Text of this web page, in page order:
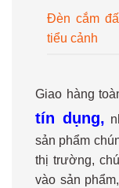
Đèn cắm
tiểu cảnh
Giao hàng
tín dụng,
sản phẩm
thị trường,
vào sản